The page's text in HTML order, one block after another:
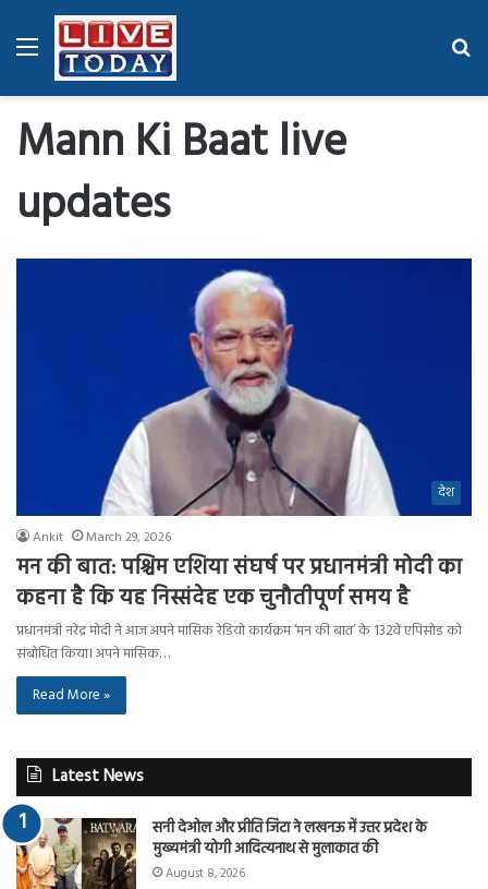
Menu
Mann Ki Baat live
updates
देश
Ankit March 29, 2026
मन की बात: पश्चिम एशिया संघर्ष पर प्रधानमंत्री मोदी का
कहना है कि यह निस्संदेह एक चुनौतीपूर्ण समय है
प्रधानमंत्री नरेंद्र मोदी ने आज अपने मासिक रेडियो कार्यक्रम ‘मन की बात’ के 132वें एपिसोड को
संबोधित किया। अपने मासिक…
Read More »
Latest News
सनी देओल और प्रीति जिंटा ने लखनऊ में उत्तर प्रदेश के
मुख्यमंत्री योगी आदित्यनाथ से मुलाकात की
August 8, 2026